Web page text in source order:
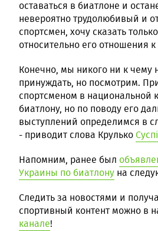
оставаться в биатлоне и
невероятно трудолюбивый и
спортсмен, хочу сказать
относительно его отношения к
Конечно, мы никого ни к чему
принуждать, но посмотрим.
спортсменом в национальной
биатлону, но по поводу его
выступлений определимся в
- приводит слова Крулько
Напомним, ранее был
Украины по биатлону на
Следить за новостями и
спортивный контент можно в
канале!